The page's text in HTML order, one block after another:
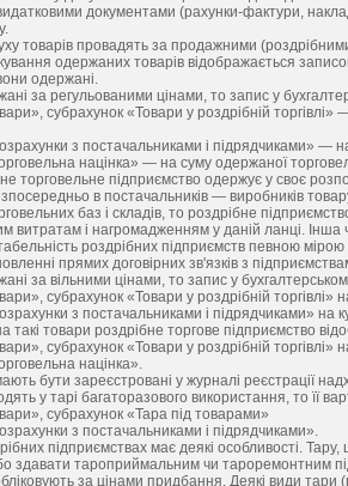
документами (рахунки-фактури,
товарів провадять за продажними
одержаних товарів відображається
одержані.
за регульованими цінами, то запис у
субрахунок «Товари у роздрібній
з постачальниками і підрядчиками» —
націнка» — на суму одержаної
торговельне підприємство одержує у своє
в постачальників — виробників
баз і складів, то роздрібне
витратам і нагромадженням у даній ланці.
роздрібних підприємств певною
прямих договірних зв'язків з
за вільними цінами, то запис у
субрахунок «Товари у роздрібній торгівлі»
з постачальниками і підрядчиками» на
такі товари роздрібне торгове підприємство
субрахунок «Товари у роздрібній торгівлі»
націнка».
бути зареєстровані у журналі реєстрації
у тарі багаторазового використання, то її
субрахунок «Тара під товарами»
з постачальниками і підрядчиками».
підприємствах має деякі особливості.
здавати тароприймальним чи тароремонтним
за цінами придбання. Деякі види